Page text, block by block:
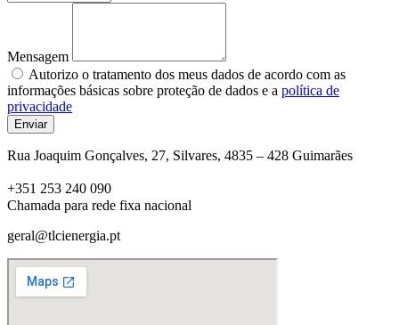
Mensagem
Autorizo o tratamento dos meus dados de acordo com as
informações básicas sobre proteção de dados e a política de
privacidade
Enviar
Rua Joaquim Gonçalves, 27, Silvares, 4835 – 428 Guimarães
+351 253 240 090
Chamada para rede fixa nacional
geral@tlcienergia.pt